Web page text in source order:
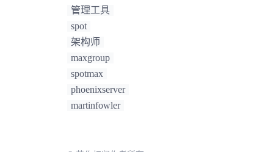
管理工具
spot
架构师
maxgroup
spotmax
phoenixserver
martinfowler